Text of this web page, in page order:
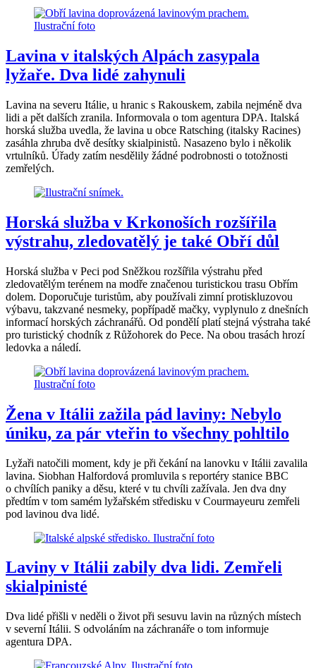
Lavina v italských Alpách zasypala
lyžaře. Dva lidé zahynuli
Lavina na severu Itálie, u hranic s Rakouskem, zabila nejméně dva
lidi a pět dalších zranila. Informovala o tom agentura DPA. Italská
horská služba uvedla, že lavina u obce Ratsching (italsky Racines)
zasáhla zhruba dvě desítky skialpinistů. Nasazeno bylo i několik
vrtulníků. Úřady zatím nesdělily žádné podrobnosti o totožnosti
zemřelých.
Horská služba v Krkonoších rozšířila
výstrahu, zledovatělý je také Obří důl
Horská služba v Peci pod Sněžkou rozšířila výstrahu před
zledovatělým terénem na modře značenou turistickou trasu Obřím
dolem. Doporučuje turistům, aby používali zimní protiskluzovou
výbavu, takzvané nesmeky, popřípadě mačky, vyplynulo z dnešních
informací horských záchranářů. Od pondělí platí stejná výstraha také
pro turistický chodník z Růžohorek do Pece. Na obou trasách hrozí
ledovka a náledí.
Žena v Itálii zažila pád laviny: Nebylo
úniku, za pár vteřin to všechny pohltilo
Lyžaři natočili moment, kdy je při čekání na lanovku v Itálii zavalila
lavina. Siobhan Halfordová promluvila s reportéry stanice BBC
o chvílích paniky a děsu, které v tu chvíli zažívala. Jen dva dny
předtím v tom samém lyžařském středisku v Courmayeuru zemřeli
pod lavinou dva lidé.
Laviny v Itálii zabily dva lidi. Zemřeli
skialpinisté
Dva lidé přišli v neděli o život při sesuvu lavin na různých místech
v severní Itálii. S odvoláním na záchranáře o tom informuje
agentura DPA.